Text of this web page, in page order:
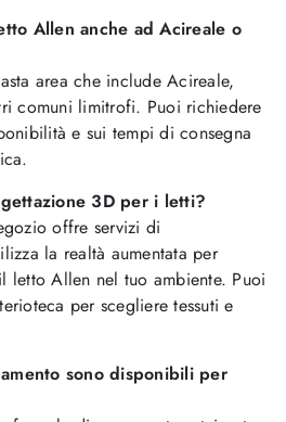
Allen anche ad Acireale o
area che include Acireale,
comuni limitrofi. Puoi richiedere
e sui tempi di consegna
3D per i letti?
offre servizi di
la realtà aumentata per
letto Allen nel tuo ambiente. Puoi
per scegliere tessuti e
sono disponibili per